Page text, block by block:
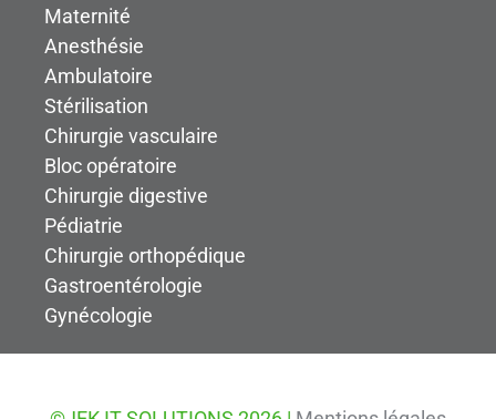
Maternité
Anesthésie
Ambulatoire
Stérilisation
Chirurgie vasculaire
Bloc opératoire
Chirurgie digestive
Pédiatrie
Chirurgie orthopédique
Gastroentérologie
Gynécologie